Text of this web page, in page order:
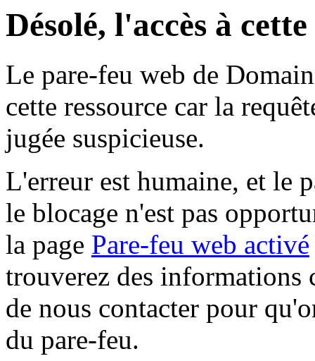
Désolé, l'accès à
Le pare-feu web de
cette ressource car la
jugée suspicieuse.
L'erreur est humaine, et le
le blocage n'est pas
la page Pare-feu web activé
trouverez des informations
de nous contacter pour
du pare-feu.